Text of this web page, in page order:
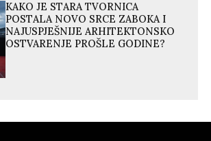
KAKO JE STARA TVORNICA
POSTALA NOVO SRCE ZABOKA I
NAJUSPJEŠNIJE ARHITEKTONSKO
OSTVARENJE PROŠLE GODINE?